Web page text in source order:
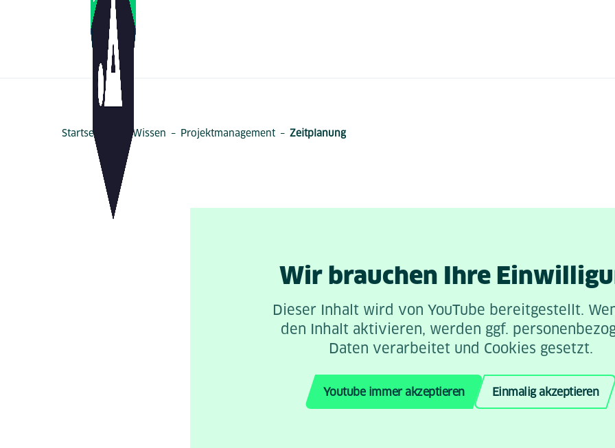
Startseite IT-Wissen – Projektmanagement – Zeitplanung
Wir brauchen Ihre
Dieser Inhalt wird von YouTube bereitgestellt.
den Inhalt aktivieren, werden ggf.
Daten verarbeitet und Cookies gesetzt.
Youtube immer akzeptieren Einmalig akzeptieren